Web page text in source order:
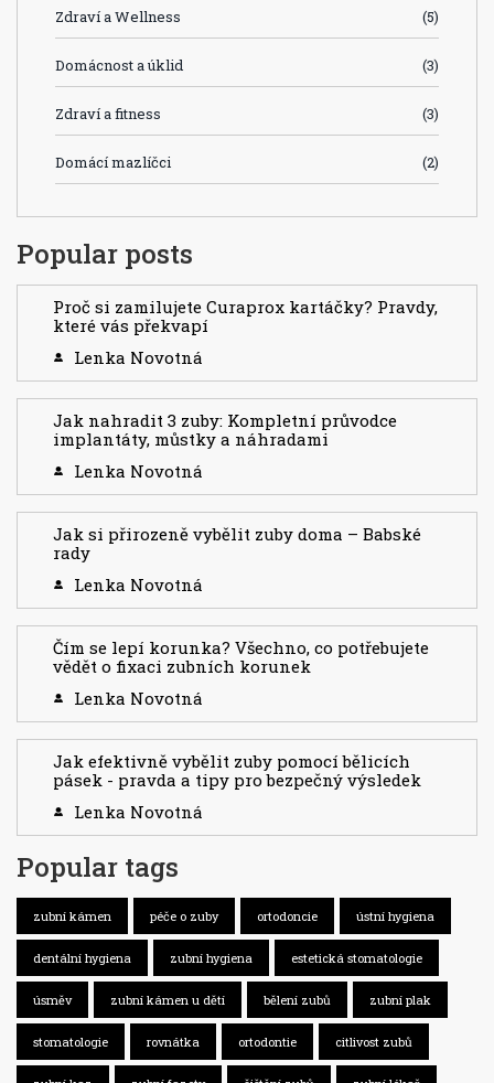
Zdraví a Wellness (5)
Domácnost a úklid (3)
Zdraví a fitness (3)
Domácí mazlíčci (2)
Popular posts
Proč si zamilujete Curaprox kartáčky? Pravdy,
které vás překvapí
Lenka Novotná
Jak nahradit 3 zuby: Kompletní průvodce
implantáty, můstky a náhradami
Lenka Novotná
Jak si přirozeně vybělit zuby doma – Babské
rady
Lenka Novotná
Čím se lepí korunka? Všechno, co potřebujete
vědět o fixaci zubních korunek
Lenka Novotná
Jak efektivně vybělit zuby pomocí bělicích
pásek - pravda a tipy pro bezpečný výsledek
Lenka Novotná
Popular tags
zubní kámen péče o zuby ortodoncie ústní hygiena
dentální hygiena zubní hygiena estetická stomatologie
úsměv zubní kámen u dětí bělení zubů zubní plak
stomatologie rovnátka ortodontie citlivost zubů